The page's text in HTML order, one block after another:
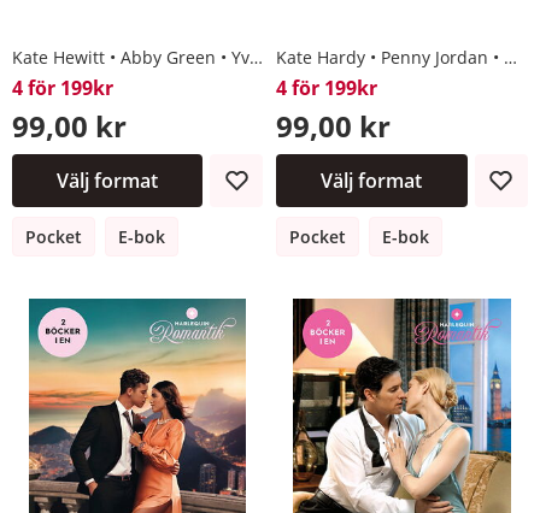
Kate Hewitt Abby Green Yvonne Lindsay Jules Bennett
4 för 199kr
99,00 kr
Välj format
Pocket E-bok
Kate Hardy Penny Jordan Kim
4 för 199kr
99,00 kr
Välj format
Pocket E-bok